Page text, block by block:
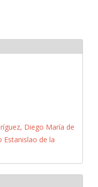
Diego María de
Estanislao de la